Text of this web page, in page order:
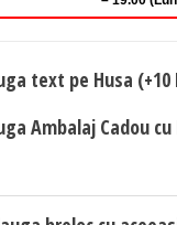
text pe Husa (+10
Ambalaj Cadou